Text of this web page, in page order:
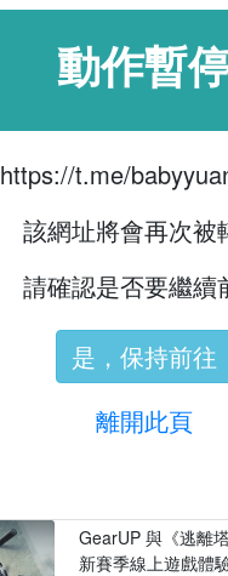
動作暫
https://t.me/
該網址將會再次被
請確認是否要繼續
是，保持前往
離開此頁
GearUP 與《逃離
新賽季線上遊戲體